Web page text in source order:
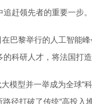
赶领先者的重要一步。
巴黎举行的人工智能
科研人才，将法国打
模型并一举成为全球“
径打破了传统“高投入